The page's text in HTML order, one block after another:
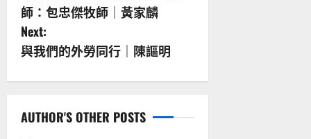
s
t
a
師：包忠傑牧師｜黃家麟
Next:
與我們的外勞同行｜陳謳明
AUTHOR'S OTHER POSTS